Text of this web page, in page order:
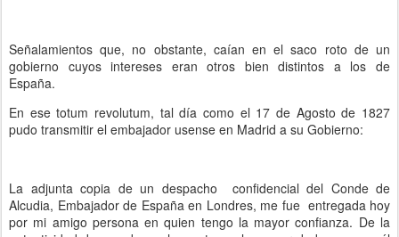
Señalamientos que, no obstante, caían en el saco roto de un
gobierno cuyos intereses eran otros bien distintos a los de
España.
En ese totum revolutum, tal día como el 17 de Agosto de 1827
pudo transmitir el embajador usense en Madrid a su Gobierno:
La adjunta copia de un despacho confidencial del Conde de
Alcudia, Embajador de España en Londres, me fue entregada hoy
por mi amigo persona en quien tengo la mayor confianza. De la